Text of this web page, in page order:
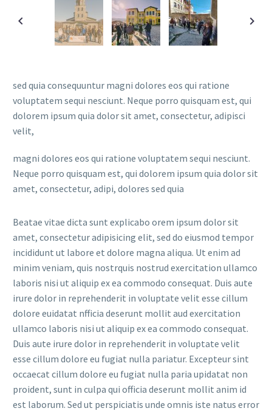
sed quia consequuntur magni dolores eos qui ratione
voluptatem sequi nesciunt. Neque porro quisquam est, qui
dolorem ipsum quia dolor sit amet, consectetur, adipisci
velit,
magni dolores eos qui ratione voluptatem sequi nesciunt.
Neque porro quisquam est, qui dolorem ipsum quia dolor sit
amet, consectetur, adipi, dolores sed quia
Beatae vitae dicta sunt explicabo orem ipsum dolor sit
amet, consectetur adipisicing elit, sed do eiusmod tempor
incididunt ut labore et dolore magna aliqua. Ut enim ad
minim veniam, quis nostrquis nostrud exercitation ullamco
laboris nisi ut aliquip ex ea commodo consequat. Duis aute
irure dolor in reprehenderit in voluptate velit esse cillum
dolore euidatat nfficia deserunt mollit aud exercitation
ullamco laboris nisi ut aliquip ex ea commodo consequat.
Duis aute irure dolor in reprehenderit in voluptate velit
esse cillum dolore eu fugiat nulla pariatur. Excepteur sint
occaecat cillum dolore eu fugiat nulla paria upidatat non
proident, sunt in culpa qui officia deserunt mollit anim id
est laborum. Sed ut perspiciatis unde omnis iste natus error